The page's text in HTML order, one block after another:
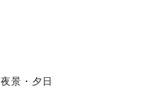
夜景・夕日